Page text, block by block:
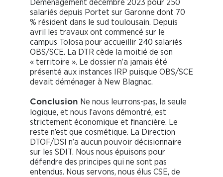
Déménagement décembre 2023 pour 250
salariés depuis Portet sur Garonne dont 70
% résident dans le sud toulousain. Depuis
avril les travaux ont commencé sur le
campus Tolosa pour accueillir 240 salariés
OBS/SCE. La DTR cède la moitié de son
« territoire ». Le dossier n’a jamais été
présenté aux instances IRP puisque OBS/SCE
devait déménager à New Blagnac.
Conclusion Ne nous leurrons-pas, la seule
logique, et nous l’avons démontré, est
strictement économique et financière. Le
reste n’est que cosmétique. La Direction
DTOF/DSI n’a aucun pouvoir décisionnaire
sur les SDIT. Nous nous épuisons pour
défendre des principes qui ne sont pas
entendus. Nous servons, nous élus CSE, de